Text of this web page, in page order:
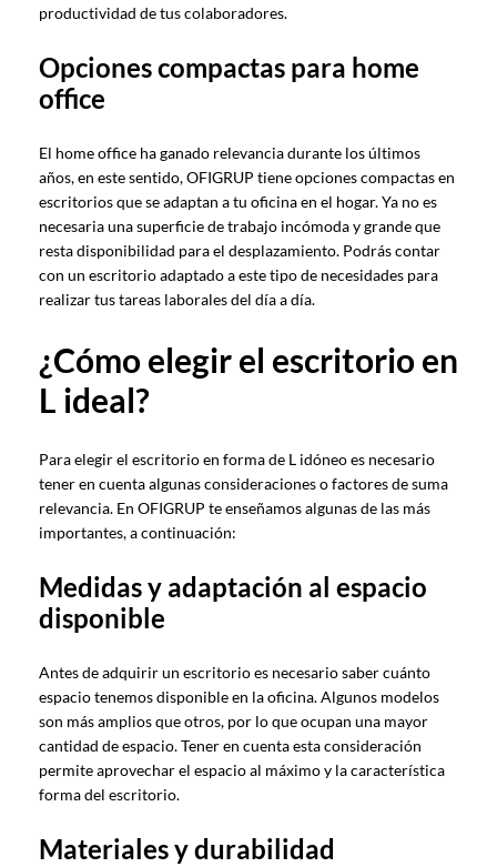
productividad de tus colaboradores.
Opciones compactas para home
office
El home office ha ganado relevancia durante los últimos
años, en este sentido, OFIGRUP tiene opciones compactas en
escritorios que se adaptan a tu oficina en el hogar. Ya no es
necesaria una superficie de trabajo incómoda y grande que
resta disponibilidad para el desplazamiento. Podrás contar
con un escritorio adaptado a este tipo de necesidades para
realizar tus tareas laborales del día a día.
¿Cómo elegir el escritorio en
L ideal?
Para elegir el escritorio en forma de L idóneo es necesario
tener en cuenta algunas consideraciones o factores de suma
relevancia. En OFIGRUP te enseñamos algunas de las más
importantes, a continuación:
Medidas y adaptación al espacio
disponible
Antes de adquirir un escritorio es necesario saber cuánto
espacio tenemos disponible en la oficina. Algunos modelos
son más amplios que otros, por lo que ocupan una mayor
cantidad de espacio. Tener en cuenta esta consideración
permite aprovechar el espacio al máximo y la característica
forma del escritorio.
Materiales y durabilidad